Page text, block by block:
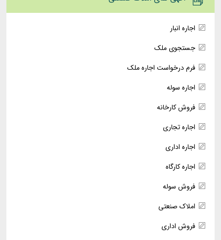
اجاره انبار
جستجوی ملک
فرم درخواست اجاره ملک
اجاره سوله
فروش کارخانه
اجاره تجاری
اجاره اداری
اجاره کارگاه
فروش سوله
املاک صنعتی
فروش اداری